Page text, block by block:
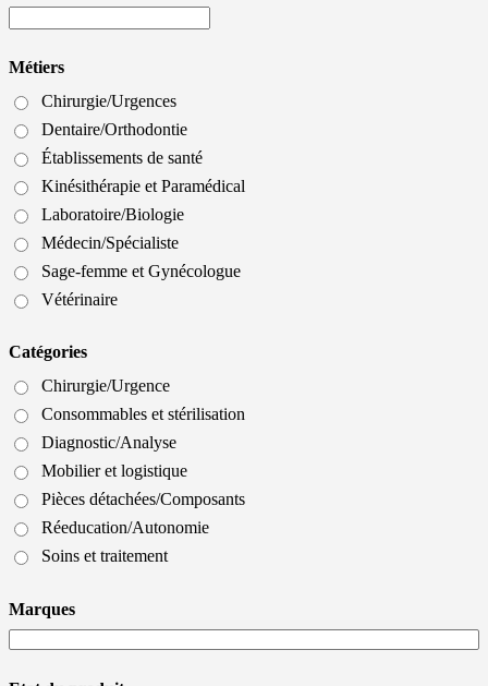
Métiers
Chirurgie/Urgences
Dentaire/Orthodontie
Établissements de santé
Kinésithérapie et Paramédical
Laboratoire/Biologie
Médecin/Spécialiste
Sage-femme et Gynécologue
Vétérinaire
Catégories
Chirurgie/Urgence
Consommables et stérilisation
Diagnostic/Analyse
Mobilier et logistique
Pièces détachées/Composants
Réeducation/Autonomie
Soins et traitement
Marques